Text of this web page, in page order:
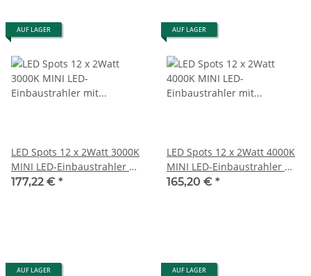
AUF LAGER
LED Spots 12 x 2Watt 3000K
MINI LED-Einbaustrahler mit
Wifi Controller Dimmbar
177,22 € *
AUF LAGER
LED Spots 12 x 2Watt 4000K
MINI LED-Einbaustrahler mit
Wifi Controller Dimmbar
165,20 € *
AUF LAGER AUF LAGER